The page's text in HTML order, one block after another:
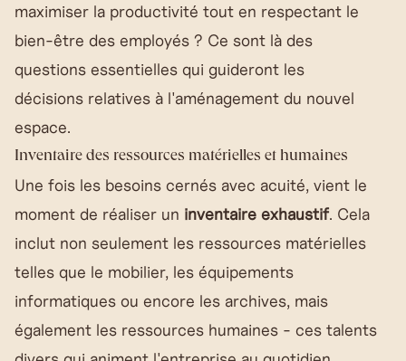
maximiser la productivité tout en respectant le
bien-être des employés ? Ce sont là des
questions essentielles qui guideront les
décisions relatives à l'aménagement du nouvel
espace.
Inventaire des ressources matérielles et humaines
Une fois les besoins cernés avec acuité, vient le
moment de réaliser un inventaire exhaustif. Cela
inclut non seulement les ressources matérielles
telles que le mobilier, les équipements
informatiques ou encore les archives, mais
également les ressources humaines - ces talents